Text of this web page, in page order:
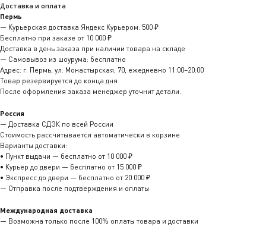
Доставка и оплата
Пермь
— Курьерская доставка Яндекс Курьером: 500 ₽
Бесплатно при заказе от 10 000 ₽
Доставка в день заказа при наличии товара на складе
— Самовывоз из шоурума: бесплатно
Адрес: г. Пермь, ул. Монастырская, 70, ежедневно 11:00–20:00
Товар резервируется до конца дня
После оформления заказа менеджер уточнит детали.
Россия
— Доставка СДЭК по всей России
Стоимость рассчитывается автоматически в корзине
Варианты доставки:
• Пункт выдачи — бесплатно от 10 000 ₽
• Курьер до двери — бесплатно от 15 000 ₽
• Экспресс до двери — бесплатно от 20 000 ₽
— Отправка после подтверждения и оплаты
Международная доставка
— Возможна только после 100% оплаты товара и доставки